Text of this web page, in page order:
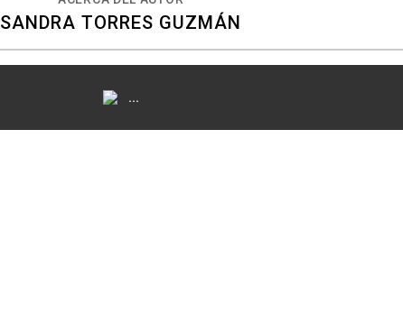
SANDRA TORRES GUZMÁN
...